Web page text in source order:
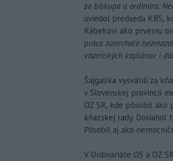
za biskupa a ordinára.
uviedol predseda KBS,
Rábekovi ako prvému
práca zanechala
väzenských kaplánov i
Šajgalíka vysvätili za
v Slovenskej provincii
OZ SR, kde pôsobil
kňazskej rady.
Pôsobil aj ako
V Ordinariáte OS a OZ